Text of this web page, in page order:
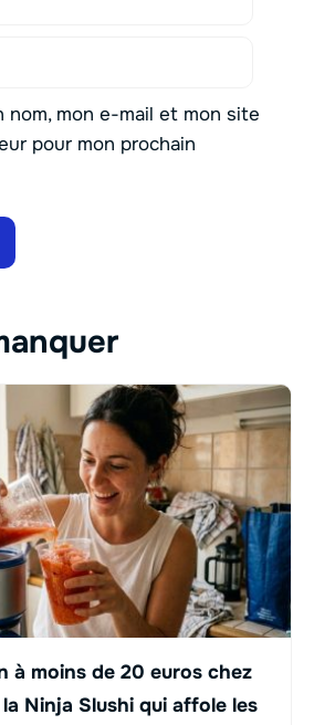
nom, mon e-mail et mon site
pour mon prochain
à moins de 20 euros chez
Ninja Slushi qui affole les